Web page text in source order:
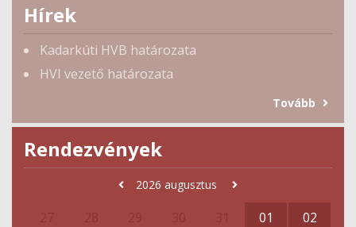
Hírek
Kadarkúti HVB határozata
HVI vezető határozata
Tovább
Rendezvények
2026 augusztus
01
02